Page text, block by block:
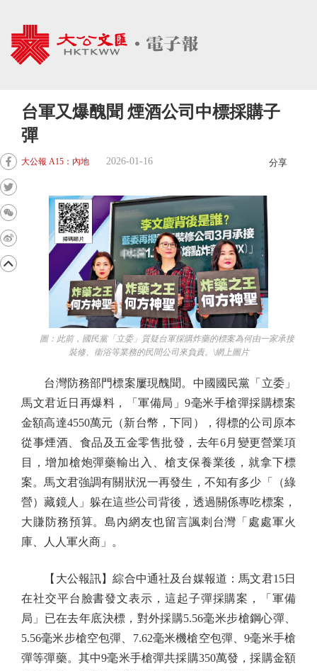
台軍又爆醜聞 煙酒公司中標採購子
彈
大公報 A15：內地 2026-01-16 分享
圖：此前，國民黨「立委」質疑台軍採購炸藥的標案為何由一家承接
裝修、衞浴等業務的民間公司來負責。\網上圖片
台灣防務部門標案屢現醜聞。中國國民黨「立委」
馬文君近日再爆料，「軍備局」9毫米手槍彈採購標案
金額高達4550萬元（新台幣，下同），得標的公司原本
從事煙酒、食品及五金零售批發，去年6月變更營業項
目，增加槍炮彈藥輸出入、槍支保養業後，就拿下標
案。馬文君強調有關狀況一再發生，不知有多少「（綠
營）藏鏡人」躲在這些公司背後，透過關係專吃標案，
大賺防務預算。島內網友也留言諷刺台灣「處處軍火
庫、人人軍火商」。
【大公報訊】綜合中通社及台媒報道：馬文君15日
在社交平台臉書發文表示，這起子彈採購案，「軍備
局」已在去年底決標，對外採購5.56毫米步槍鋼心彈、
5.56毫米步槍空包彈、7.62毫米機槍空包彈、9毫米手槍
彈等彈藥。其中9毫米手槍彈共採購350萬發，採購金額